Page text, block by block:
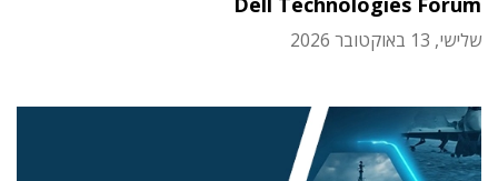
שלישי, 13 באוקטובר 2026